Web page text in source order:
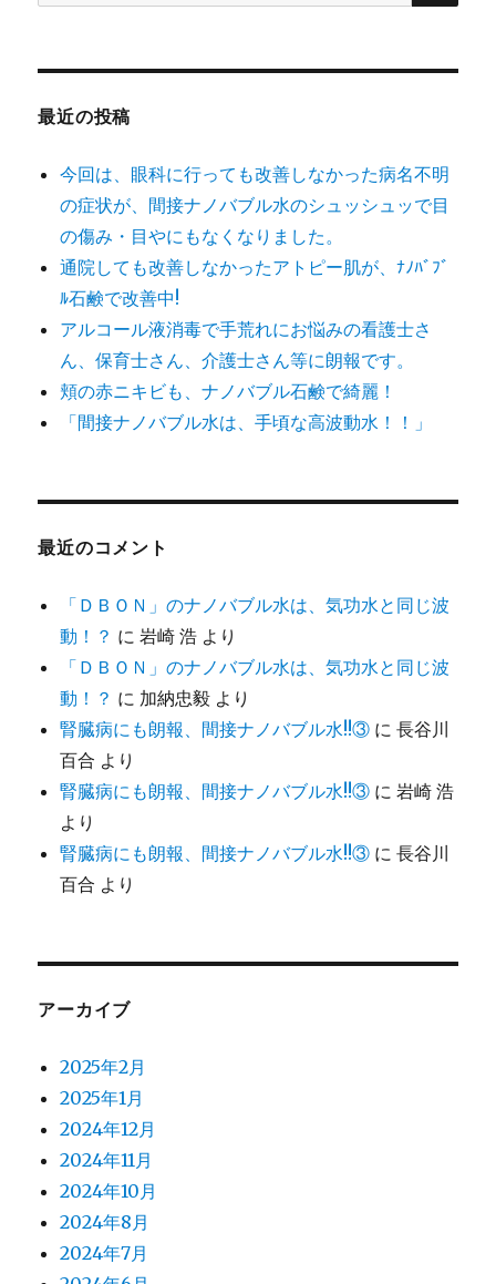
索
象:
最近の投稿
今回は、眼科に行っても改善しなかった病名不明
の症状が、間接ナノバブル水のシュッシュッで目
の傷み・目やにもなくなりました。
通院しても改善しなかったアトピー肌が、ﾅﾉﾊﾞﾌﾞ
ﾙ石鹸で改善中!
アルコール液消毒で手荒れにお悩みの看護士さ
ん、保育士さん、介護士さん等に朗報です。
頬の赤ニキビも、ナノバブル石鹸で綺麗！
「間接ナノバブル水は、手頃な高波動水！！」
最近のコメント
「ＤＢＯＮ」のナノバブル水は、気功水と同じ波
動！？ に岩崎 浩 より
「ＤＢＯＮ」のナノバブル水は、気功水と同じ波
動！？ に 加納忠毅 より
腎臓病にも朗報、間接ナノバブル水!!③ に長谷川
百合 より
腎臓病にも朗報、間接ナノバブル水!!③ に岩崎 浩
より
腎臓病にも朗報、間接ナノバブル水!!③ に長谷川
百合 より
アーカイブ
2025年2月
2025年1月
2024年12月
2024年11月
2024年10月
2024年8月
2024年7月